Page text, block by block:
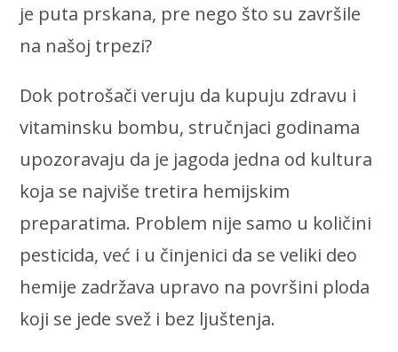
je puta prskana, pre nego što su završile
na našoj trpezi?
Dok potrošači veruju da kupuju zdravu i
vitaminsku bombu, stručnjaci godinama
upozoravaju da je jagoda jedna od kultura
koja se najviše tretira hemijskim
preparatima. Problem nije samo u količini
pesticida, već i u činjenici da se veliki deo
hemije zadržava upravo na površini ploda
koji se jede svež i bez ljuštenja.